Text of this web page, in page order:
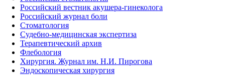
Российский вестник акушера-гинеколога
Российский журнал боли
Стоматология
Судебно-медицинская экспертиза
Терапевтический архив
Флебология
Хирургия. Журнал им. Н.И. Пирогова
Эндоскопическая хирургия